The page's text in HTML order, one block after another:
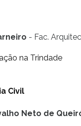
- Fac.
na Trindade
Civil
Neto de